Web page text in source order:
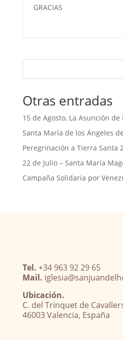
GRACIAS
Otras entradas
15 de Agosto, La Asunción
Santa María de los Ángeles
Peregrinación a Tierra Santa
22 de Julio – Santa María
Campaña Solidaria por
Tel. +34 963 92 29 65
Mail.
Ubicación.
C. del Trinquet de
46003 Valencia, España